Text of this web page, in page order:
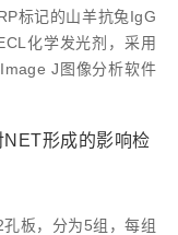
标记的山羊抗兔IgG
化学发光剂，采用
J图像分析软件
形成的影响检
板，分为5组，每组